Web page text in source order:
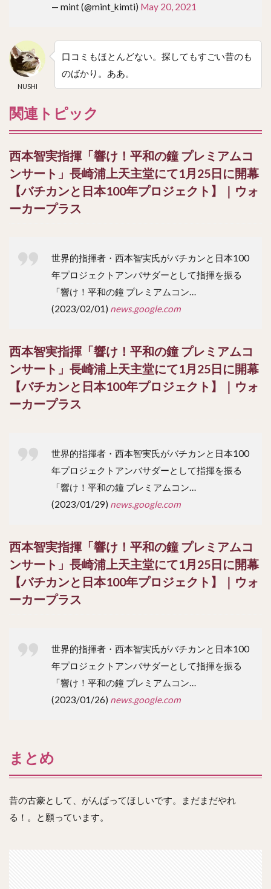
— mint (@mint_kimti) May 20, 2021
NUSHI
口コミもほとんどない。探してもすごい昔のも
のばかり。ああ。
関連トピック
西本智実指揮「響け！平和の鐘 プレミアムコ
ンサート」長崎浦上天主堂にて1月25日に開幕
【バチカンと日本100年プロジェクト】｜ウォ
ーカープラス
世界的指揮者・西本智実氏がバチカンと日本100
年プロジェクトアンバサダーとして指揮を振る
「響け！平和の鐘 プレミアムコン…
(2023/02/01) news.google.com
西本智実指揮「響け！平和の鐘 プレミアムコ
ンサート」長崎浦上天主堂にて1月25日に開幕
【バチカンと日本100年プロジェクト】｜ウォ
ーカープラス
世界的指揮者・西本智実氏がバチカンと日本100
年プロジェクトアンバサダーとして指揮を振る
「響け！平和の鐘 プレミアムコン…
(2023/01/29) news.google.com
西本智実指揮「響け！平和の鐘 プレミアムコ
ンサート」長崎浦上天主堂にて1月25日に開幕
【バチカンと日本100年プロジェクト】｜ウォ
ーカープラス
世界的指揮者・西本智実氏がバチカンと日本100
年プロジェクトアンバサダーとして指揮を振る
「響け！平和の鐘 プレミアムコン…
(2023/01/26) news.google.com
まとめ
昔の古豪として、がんばってほしいです。まだまだやれ
る！。と願っています。